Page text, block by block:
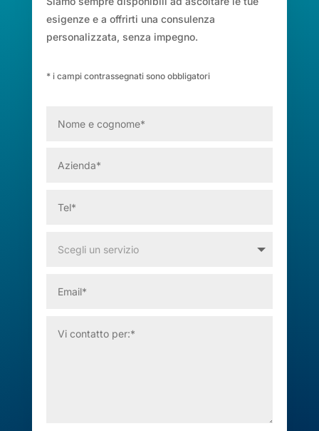
esigenze e a offrirti una consulenza
personalizzata, senza impegno.
* i campi contrassegnati sono obbligatori